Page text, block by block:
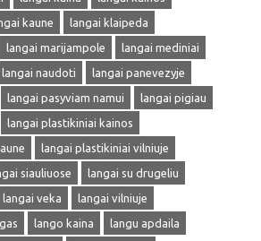
kaune
langai klaipeda
langai marijampole
langai mediniai
langai naudoti
langai panevezyje
langai pasyviam namui
langai pigiau
langai plastikiniai kainos
langai plastikiniai vilniuje
siauliuose
langai su drugeliu
langai veka
langai vilniuje
lango kaina
langu apdaila